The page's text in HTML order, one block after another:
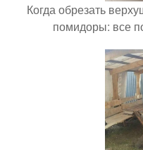
Когда обрезать
помидоры: все